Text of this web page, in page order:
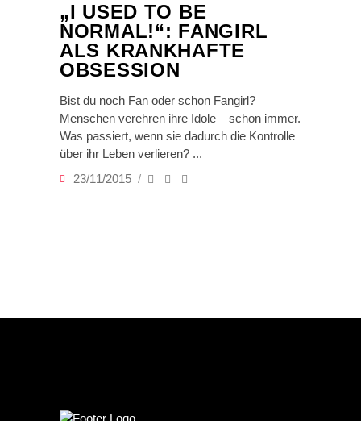
„I USED TO BE
NORMAL!“: FANGIRL
ALS KRANKHAFTE
OBSESSION
Bist du noch Fan oder schon Fangirl?
Menschen verehren ihre Idole – schon immer.
Was passiert, wenn sie dadurch die Kontrolle
über ihr Leben verlieren?
23/11/2015